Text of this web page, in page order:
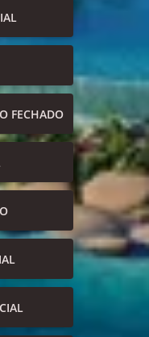
FECHADO